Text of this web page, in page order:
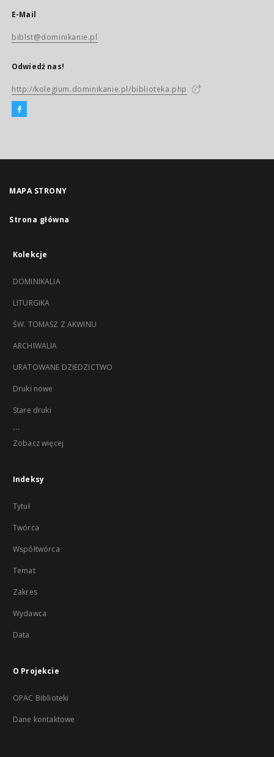
E-Mail
biblst@dominikanie.pl
Odwiedź nas!
http://kolegium.dominikanie.pl/biblioteka.php
MAPA STRONY
Strona główna
Kolekcje
DOMINIKALIA
LITURGIKA
ŚW. TOMASZ Z AKWINU
ARCHIWALIA
URATOWANE DZIEDZICTWO
Druki nowe
Stare druki
...
Zobacz więcej
Indeksy
Tytuł
Twórca
Współtwórca
Temat
Zakres
Wydawca
Data
O Projekcie
OPAC Biblioteki
Dane kontaktowe